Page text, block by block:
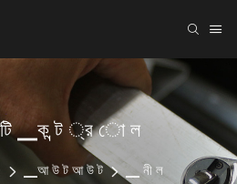
টি ▁ক ন্ট ্র ো ল
▁আ উ ট আ উ ট
▁ নী ল